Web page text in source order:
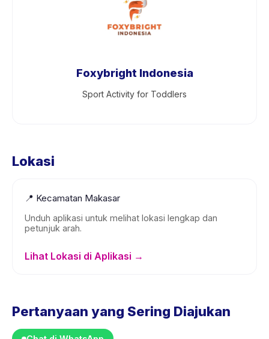
Foxybright Indonesia
Sport Activity for Toddlers
Lokasi
📍 Kecamatan Makasar
Unduh aplikasi untuk melihat lokasi lengkap dan
petunjuk arah.
Lihat Lokasi di Aplikasi →
Pertanyaan yang Sering Diajukan